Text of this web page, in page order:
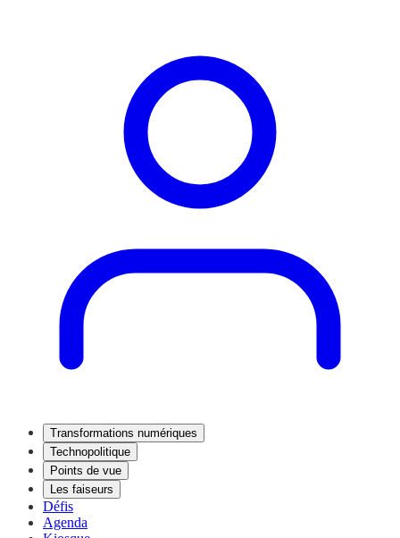
Transformations numériques
Technopolitique
Points de vue
Les faiseurs
Défis
Agenda